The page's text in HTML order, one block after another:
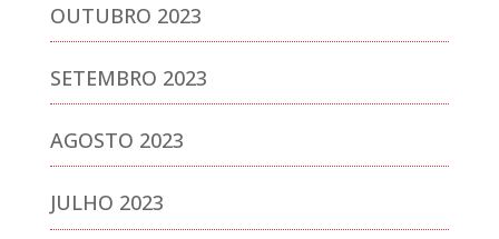
OUTUBRO 2023
SETEMBRO 2023
AGOSTO 2023
JULHO 2023